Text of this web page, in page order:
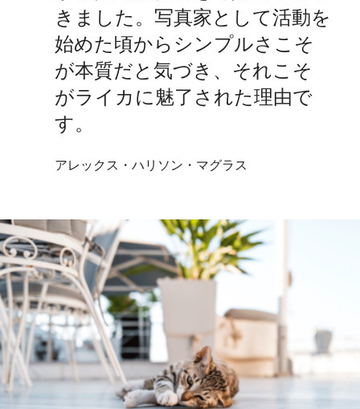
きました。写真家として活動を
始めた頃からシンプルさこそ
が本質だと気づき、それこそ
がライカに魅了された理由で
す。
アレックス・ハリソン・マグラス